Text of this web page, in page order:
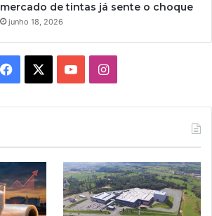
mercado de tintas já sente o choque
junho 18, 2026
Facebook YouTubeInstagram